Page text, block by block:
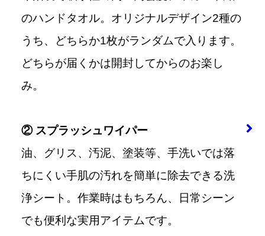
のハンドタオル。オリジナルデザイン2種の
うち、どちらか1枚がランダムで入ります。
どちらが届くかは開封してからのお楽し
み。
② スプラッシュワイパー
油、グリス、汚泥、塗装等、手洗いでは落
ちにくい手肌の汚れを簡単に除去できる洗
浄シート。作業時はもちろん、日常シーン
でも便利な実用アイテムです。